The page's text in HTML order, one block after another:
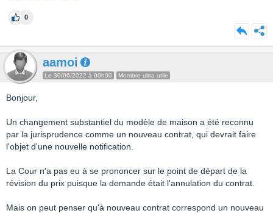
0
aamoi
Le 30/06/2022 à 00h00 Membre ultra utile
Bonjour,
Un changement substantiel du modèle de maison a été reconnu
par la jurisprudence comme un nouveau contrat, qui devrait faire
l'objet d'une nouvelle notification.
La Cour n'a pas eu à se prononcer sur le point de départ de la
révision du prix puisque la demande était l'annulation du contrat.
Mais on peut penser qu'à nouveau contrat correspond un nouveau